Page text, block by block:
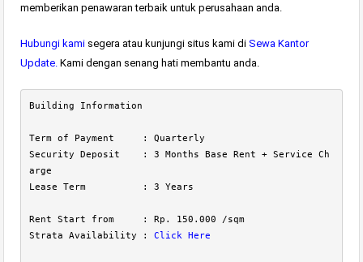
memberikan penawaran terbaik untuk perusahaan anda.
Hubungi kami segera atau kunjungi situs kami di Sewa Kantor
Update Kami dengan senang hati membantu anda.
Building Information
Term of Payment     : Quarterly
Security Deposit    : 3 Months Base Rent + Service Ch
arge
Lease Term          : 3 Years
Rent Start from     : Rp. 150.000 /sqm
Strata Availability : Click Here